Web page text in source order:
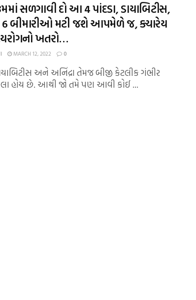
સળગાવી દો આ 4 પાંદડા, ડાયાબિટીસ,
6 બીમારીઓ મટી જશે આપમેળે જ, ક્યારેય
ખતરો…
MARCH 12, 2022 0
અને અનિંદ્રા તેમજ બીજી કેટલીક ગંભીર
હોય છે. આથી જો તમે પણ આવી કોઈ ...